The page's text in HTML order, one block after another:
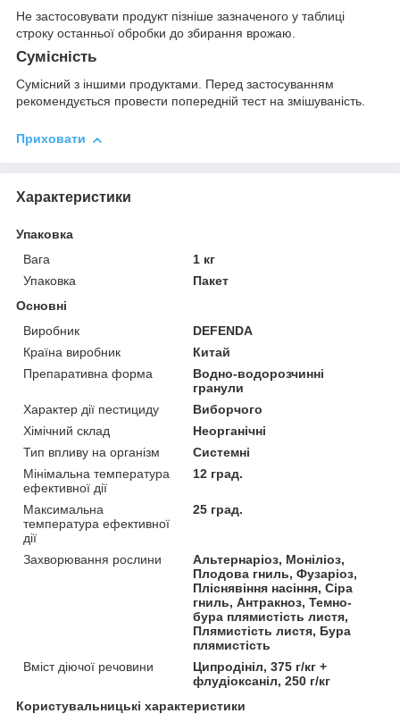
Не застосовувати продукт пізніше зазначеного у таблиці
строку останньої обробки до збирання врожаю.
Сумісність
Сумісний з іншими продуктами. Перед застосуванням
рекомендується провести попередній тест на змішуваність.
Приховати
Характеристики
Упаковка
Вага
1 кг
Упаковка
Пакет
Основні
Виробник
DEFENDA
Країна виробник
Китай
Препаративна форма
Водно-водорозчинні
гранули
Характер дії пестициду
Виборчого
Хімічний склад
Неорганічні
Тип впливу на організм
Системні
Мінімальна температура
ефективної дії
12 град.
Максимальна
температура ефективної
дії
25 град.
Захворювання рослини
Альтернаріоз, Моніліоз,
Плодова гниль, Фузаріоз,
Пліснявіння насіння, Сіра
гниль, Антракноз, Темно-
бура плямистість листя,
Плямистість листя, Бура
плямистість
Вміст діючої речовини
Ципродініл, 375 г/кг +
флудіоксаніл, 250 г/кг
Користувальницькі характеристики